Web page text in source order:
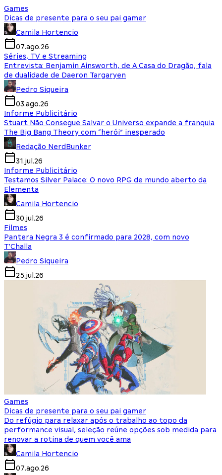
Games
Dicas de presente para o seu pai gamer
Camila Hortencio
07.ago.26
Séries, TV e Streaming
Entrevista: Benjamin Ainsworth, de A Casa do Dragão, fala
de dualidade de Daeron Targaryen
Pedro Siqueira
03.ago.26
Informe Publicitário
Stuart Não Consegue Salvar o Universo expande a franquia
The Big Bang Theory com “herói” inesperado
Redação NerdBunker
31.jul.26
Informe Publicitário
Testamos Silver Palace: O novo RPG de mundo aberto da
Elementa
Camila Hortencio
30.jul.26
Filmes
Pantera Negra 3 é confirmado para 2028, com novo
T'Challa
Pedro Siqueira
25.jul.26
Games
Dicas de presente para o seu pai gamer
Do refúgio para relaxar após o trabalho ao topo da
performance visual, seleção reúne opções sob medida para
renovar a rotina de quem você ama
Camila Hortencio
07.ago.26